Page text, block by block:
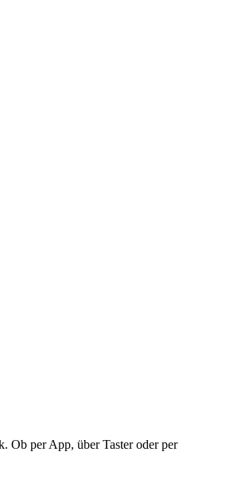
Ob per App, über Taster oder per